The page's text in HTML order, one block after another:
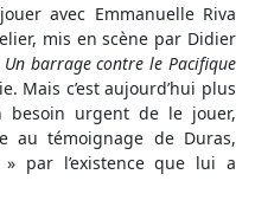
avec Emmanuelle Riva
mis en scène par Didier
Un barrage contre le Pacifique
Mais c’est aujourd’hui plus
urgent de le jouer,
au témoignage de Duras,
par l’existence que lui a